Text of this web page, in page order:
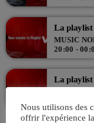
La
MUSIC
20:00 -
La
Nous utilisons des
offrir l'expérience